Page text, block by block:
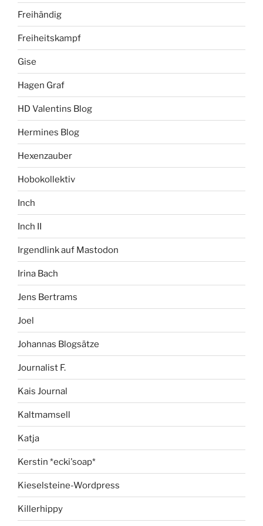
Freihändig
Freiheitskampf
Gise
Hagen Graf
HD Valentins Blog
Hermines Blog
Hexenzauber
Hobokollektiv
Inch
Inch II
Irgendlink auf Mastodon
Irina Bach
Jens Bertrams
Joel
Johannas Blogsätze
Journalist F.
Kais Journal
Kaltmamsell
Katja
Kerstin *ecki'soap*
Kieselsteine-Wordpress
Killerhippy